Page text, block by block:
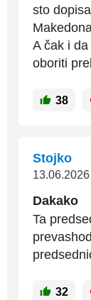
sto
A čak i
oboriti
38
Stojko
13.06.2026
Dakako
Ta
32